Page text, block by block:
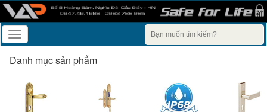
Toggle
navigation
Danh mục sản phẩm